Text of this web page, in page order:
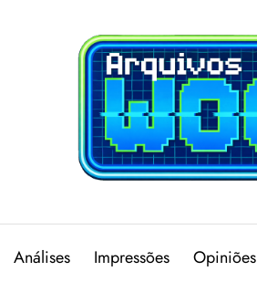
Análises Impressões Opiniões